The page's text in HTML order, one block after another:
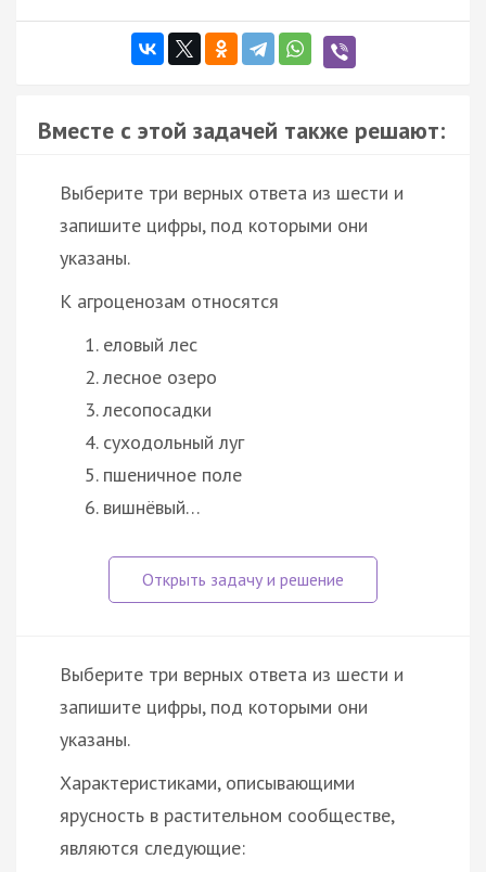
Вместе с этой задачей также решают:
Выберите три верных ответа из шести и
запишите цифры, под которыми они
указаны.
К агроценозам относятся
еловый лес
лесное озеро
лесопосадки
суходольный луг
пшеничное поле
вишнёвый…
Выберите три верных ответа из шести и
запишите цифры, под которыми они
указаны.
Характеристиками, описывающими
ярусность в растительном сообществе,
являются следующие: